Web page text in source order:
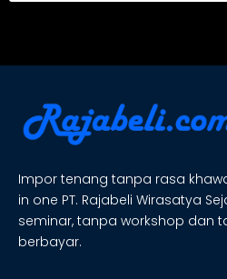
Impor tenang tanpa rasa
in one PT. Rajabeli Wirasatya
seminar, tanpa workshop dan
berbayar.